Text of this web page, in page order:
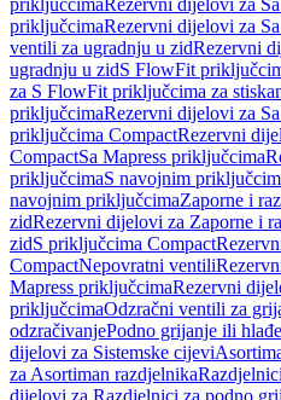
priključcimaRezervni dijelovi za
priključcimaRezervni dijelovi za
ventili za ugradnju u zidRezervni
ugradnju u zidS FlowFit
za S FlowFit priključcima za
priključcimaRezervni dijelovi za
priključcima CompactRezervni
CompactSa Mapress priključcima
priključcimaS navojnim
navojnim priključcimaZaporne i
zidRezervni dijelovi za Zaporne i
zidS priključcima Compact
CompactNepovratni ventili
Mapress priključcimaRezervni
priključcimaOdzračni ventili za
odzračivanjePodno grijanje ili
dijelovi za Sistemske cijevi
za Asortiman razdjelnika
dijelovi za Razdjelnici za podno